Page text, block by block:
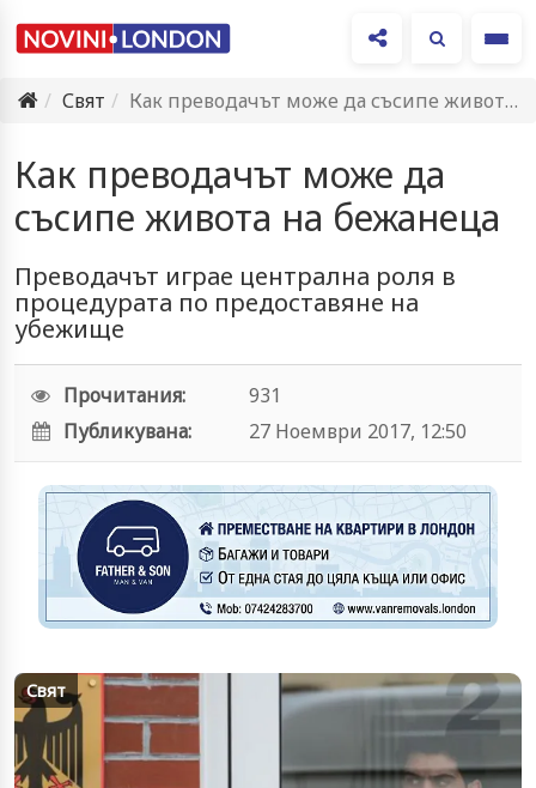
Свят
Как преводачът може да съсипе живота на бежанеца
Как преводачът може да
съсипе живота на бежанеца
Преводачът играе централна роля в
процедурата по предоставяне на
убежище
Прочитания:
931
Публикувана:
27 Ноември 2017, 12:50
Свят